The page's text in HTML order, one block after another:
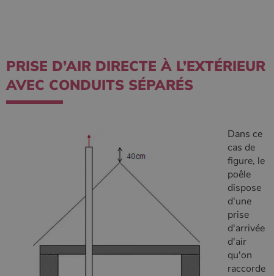
PRISE D’AIR DIRECTE À L’EXTÉRIEUR
AVEC CONDUITS SÉPARÉS
Dans ce
cas de
figure, le
poêle
dispose
d'une
prise
d'arrivée
d'air
qu'on
raccorde